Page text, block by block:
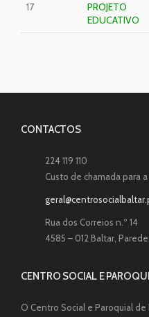
17
PROJETO
EDUCATIVO
CONTACTOS
224 119 110
Custo de chamada para
Rua dos Correios n.º 14
4585 – 012 Baltar,
CENTRO SOCIAL E
O Centro Social e Paroquial